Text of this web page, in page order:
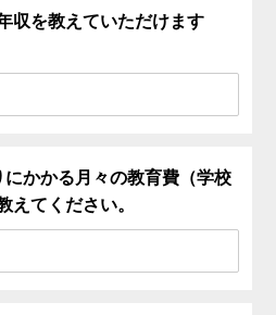
収を教えていただけます
かかる月々の教育費（学校
えてください。